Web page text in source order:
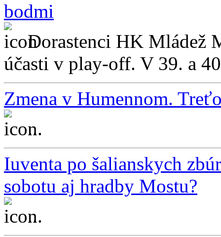
bodmi
Dorastenci HK Mládež
účasti v play-off. V 39. a
Zmena v Humennom.
...
Iuventa po šalianskych
sobotu aj hradby Mostu?
...